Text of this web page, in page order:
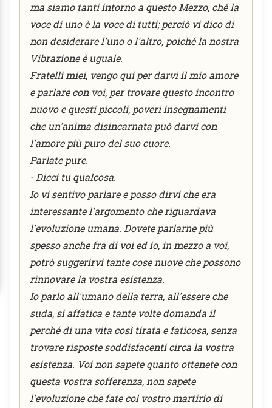
ma siamo tanti intorno a questo Mezzo, ché la
voce di uno è la voce di tutti; perciò vi dico di
non desiderare l'uno o l'altro, poiché la nostra
Vibrazione è uguale.
Fratelli miei, vengo qui per darvi il mio amore
e parlare con voi, per trovare questo incontro
nuovo e questi piccoli, poveri insegnamenti
che un'anima disincarnata può darvi con
l'amore più puro del suo cuore.
Parlate pure.
- Dicci tu qualcosa.
Io vi sentivo parlare e posso dirvi che era
interessante l'argomento che riguardava
l'evoluzione umana. Dovete parlarne più
spesso anche fra di voi ed io, in mezzo a voi,
potrò suggerirvi tante cose nuove che possono
rinnovare la vostra esistenza.
Io parlo all'umano della terra, all'essere che
suda, si affatica e tante volte domanda il
perché di una vita così tirata e faticosa, senza
trovare risposte soddisfacenti circa la vostra
esistenza. Voi non sapete quanto ottenete con
questa vostra sofferenza, non sapete
l'evoluzione che fate col vostro martirio di